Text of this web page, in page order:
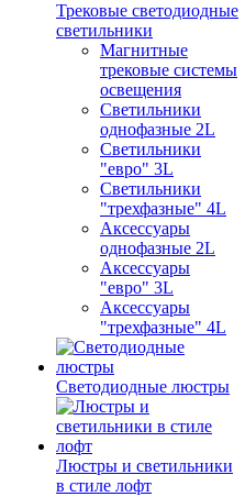
Трековые светодиодные
светильники
Магнитные
трековые системы
освещения
Светильники
однофазные 2L
Светильники
"евро" 3L
Светильники
"трехфазные" 4L
Аксессуары
однофазные 2L
Аксессуары
"евро" 3L
Аксессуары
"трехфазные" 4L
Светодиодные люстры
Люстры и светильники
в стиле лофт